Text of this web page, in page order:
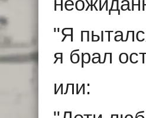
"Я
я брал
или: